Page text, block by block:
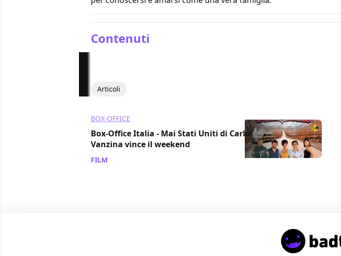
Contenuti
Articoli
BOX-OFFICE
Box-Office Italia - Mai Stati Uniti di Carlo
Vanzina vince il weekend
FILM